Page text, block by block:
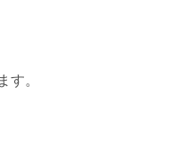
す。